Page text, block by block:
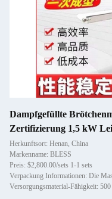
Dampfgefüllte
Zertifizierung 1,5 kW
Herkunftsort: Henan, China
Markenname: BLESS
Preis: $2,800.00/sets 1-1 sets
Versorgungsmaterial-Fähigkeit: